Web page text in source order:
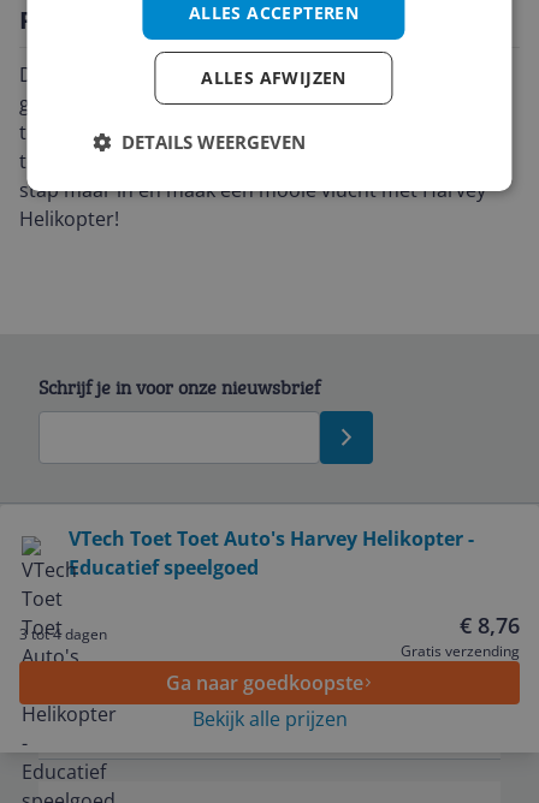
Productomschrijving
Druk op de knipperende gezichttoets om
geluidseffecten, vrolijke zinnetjes en gezongen liedjes
te horen. Druk op de actie-toets om de propeller rond
te laten draaien en grappige geluidjes te horen. Kom,
stap maar in en maak een mooie vlucht met Harvey
Helikopter!
VTech Toet Toet Auto's Harvey Helikopter -
Educatief speelgoed
3 tot 4 dagen € 8,76
Gratis verzending
Ga naar goedkoopste
Bekijk alle prijzen
Schrijf je in voor onze nieuwsbrief
Service
Algemeen
Zakelijk
ALLES ACCEPTEREN
ALLES AFWIJZEN
DETAILS WEERGEVEN